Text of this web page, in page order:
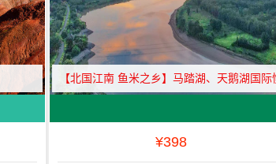
【北国江南 鱼米之乡】马踏湖、天鹅湖国际
¥398